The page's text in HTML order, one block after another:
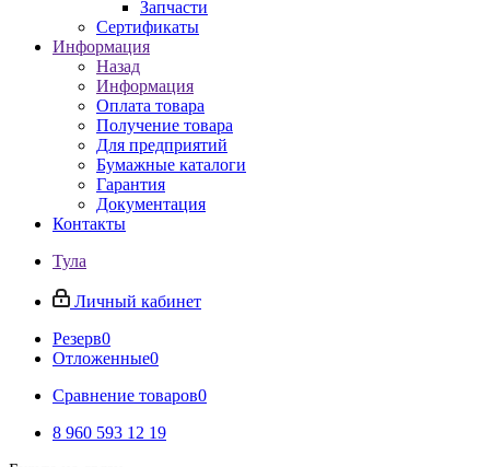
Запчасти
Сертификаты
Информация
Назад
Информация
Оплата товара
Получение товара
Для предприятий
Бумажные каталоги
Гарантия
Документация
Контакты
Тула
Личный кабинет
Резерв0
Отложенные0
Сравнение товаров0
8 960 593 12 19